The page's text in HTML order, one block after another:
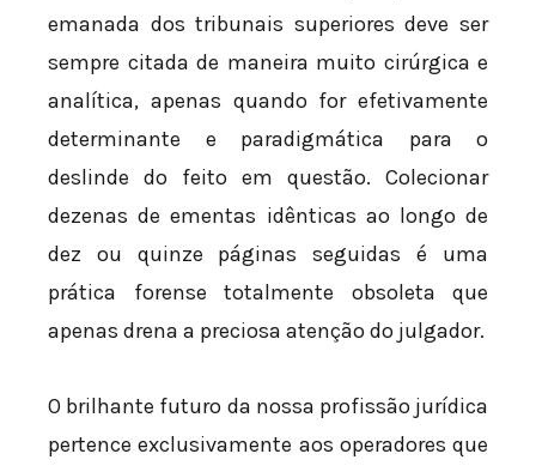
emanada dos tribunais superiores deve ser
sempre citada de maneira muito cirúrgica e
analítica, apenas quando for efetivamente
determinante e paradigmática para o
deslinde do feito em questão. Colecionar
dezenas de ementas idênticas ao longo de
dez ou quinze páginas seguidas é uma
prática forense totalmente obsoleta que
apenas drena a preciosa atenção do julgador.
O brilhante futuro da nossa profissão jurídica
pertence exclusivamente aos operadores que